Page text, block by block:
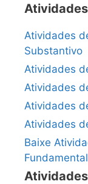
Atividades
Substantivo
Atividades
Atividades
Atividades
Atividades
Baixe
Fundamental